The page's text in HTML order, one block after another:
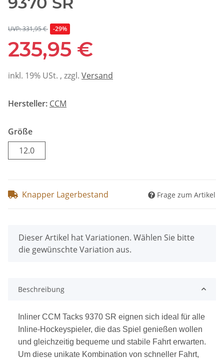
UVP: 331,95 € -29%
235,95 €
inkl. 19% USt. , zzgl. Versand
Hersteller: CCM
Größe
12.012.0
Knapper Lagerbestand Frage zum Artikel
x
Dieser Artikel hat Variationen. Wählen Sie bitte
die gewünschte Variation aus.
Beschreibung
Inliner CCM Tacks 9370 SR eignen sich ideal für alle
Inline-Hockeyspieler, die das Spiel genießen wollen
und gleichzeitig bequeme und stabile Fahrt erwarten.
Um diese unikate Kombination von schneller Fahrt,